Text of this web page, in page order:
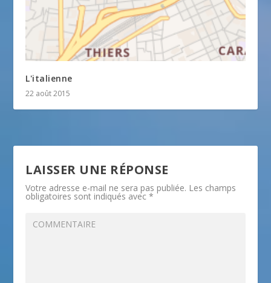
L'italienne
22 août 2015
LAISSER UNE RÉPONSE
Votre adresse e-mail ne sera pas publiée. Les champs
obligatoires sont indiqués avec*